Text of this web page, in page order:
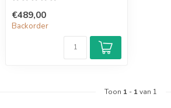
€489,00
Backorder
Toon 1 - 1van 1